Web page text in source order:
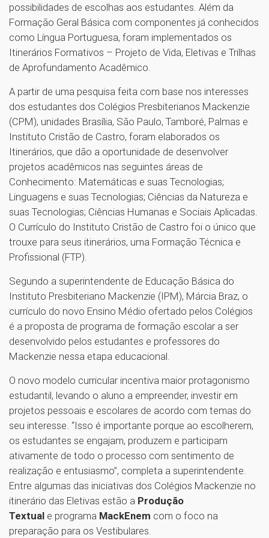
possibilidades de escolhas aos estudantes. Além da
Formação Geral Básica com componentes já conhecidos
como Língua Portuguesa, foram implementados os
Itinerários Formativos – Projeto de Vida, Eletivas e Trilhas
de Aprofundamento Acadêmico.
A partir de uma pesquisa feita com base nos interesses
dos estudantes dos Colégios Presbiterianos Mackenzie
(CPM), unidades Brasília, São Paulo, Tamboré, Palmas e
Instituto Cristão de Castro, foram elaborados os
Itinerários, que dão a oportunidade de desenvolver
projetos acadêmicos nas seguintes áreas de
Conhecimento: Matemáticas e suas Tecnologias;
Linguagens e suas Tecnologias; Ciências da Natureza e
suas Tecnologias; Ciências Humanas e Sociais Aplicadas.
O Currículo do Instituto Cristão de Castro foi o único que
trouxe para seus itinerários, uma Formação Técnica e
Profissional (FTP).
Segundo a superintendente de Educação Básica do
Instituto Presbiteriano Mackenzie (IPM), Márcia Braz, o
currículo do novo Ensino Médio ofertado pelos Colégios
é a proposta de programa de formação escolar a ser
desenvolvido pelos estudantes e professores do
Mackenzie nessa etapa educacional.
O novo modelo curricular incentiva maior protagonismo
estudantil, levando o aluno a empreender, investir em
projetos pessoais e escolares de acordo com temas do
seu interesse. “Isso é importante porque ao escolherem,
os estudantes se engajam, produzem e participam
ativamente de todo o processo com sentimento de
realização e entusiasmo”, completa a superintendente.
Entre algumas das iniciativas dos Colégios Mackenzie no
itinerário das Eletivas estão a Produção
Textual e programa MackEnem com o foco na
preparação para os Vestibulares.